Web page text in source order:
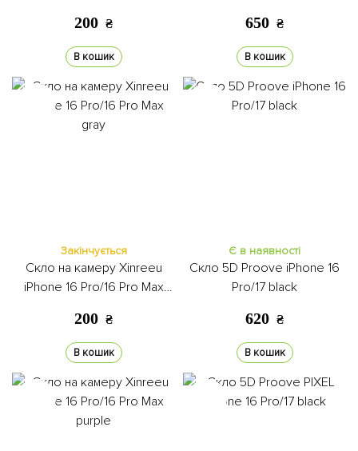
200 ₴
В кошик
650 ₴
В кошик
Закінчується
Скло на камеру Xinreeu
iPhone 16 Pro/16 Pro Max
200 ₴
В кошик
Є в наявності
Скло 5D Proove iPhone 16
Pro/17 black
620 ₴
В кошик